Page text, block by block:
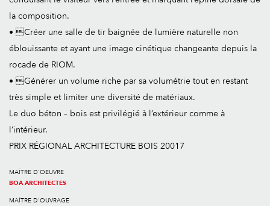
la composition.
• Créer une salle de tir baignée de lumière naturelle non
éblouissante et ayant une image cinétique changeante depuis la
rocade de RIOM.
• Générer un volume riche par sa volumétrie tout en restant
très simple et limiter une diversité de matériaux.
Le duo béton – bois est privilégié à l’extérieur comme à
l’intérieur.
PRIX RÉGIONAL ARCHITECTURE BOIS 20017
MAÎTRE D'OEUVRE
BOA ARCHITECTES
MAÎTRE D'OUVRAGE